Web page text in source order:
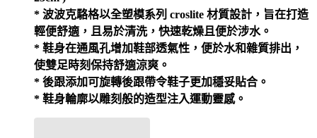
* 波波克駱格以全塑模系列 croslite 材質設計，旨在打造
輕便舒適，且易於清洗，快速乾燥且便於涉水。
* 鞋身在通風孔增加鞋部透氣性，便於水和雜質排出，
使雙足時刻保持舒適涼爽。
* 後跟添加可旋轉後跟帶令鞋子更加穩妥貼合。
* 鞋身輪廓以雕刻般的造型注入運動靈感。